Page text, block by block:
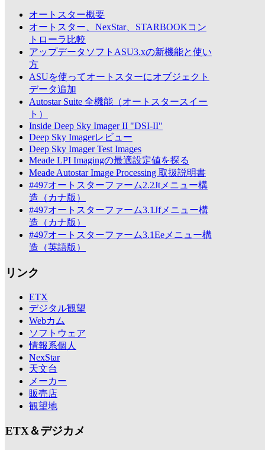
オートスター概要
オートスター、NexStar、STARBOOKコン
トローラ比較
アップデータソフトASU3.xの新機能と使い
方
ASUを使ってオートスターにオブジェクト
データ追加
Autostar Suite 全機能（オートスタースイー
ト）
Inside Deep Sky Imager II "DSI-II"
Deep Sky Imagerレビュー
Deep Sky Imager Test Images
Meade LPI Imagingの最適設定値を探る
Meade Autostar Image Processing 取扱説明書
#497オートスターファーム2.2Jtメニュー構
造（カナ版）
#497オートスターファーム3.1Jfメニュー構
造（カナ版）
#497オートスターファーム3.1Eeメニュー構
造（英語版）
リンク
ETX
デジタル観望
Webカム
ソフトウェア
情報系個人
NexStar
天文台
メーカー
販売店
観望地
ETX＆デジカメ